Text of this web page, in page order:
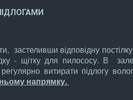
застеливши відповідну
- щітку для пилососу. В
витирати підлогу
напрямку.